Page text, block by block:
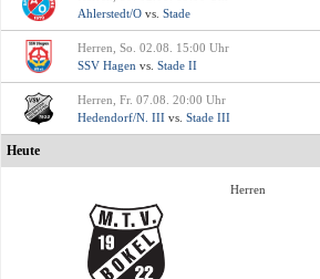
Ahlerstedt/O vs. Stade
Herren, So. 02.08. 15:00 Uhr
SSV Hagen vs. Stade II
Herren, Fr. 07.08. 20:00 Uhr
Hedendorf/N. III vs. Stade III
Heute
Herren